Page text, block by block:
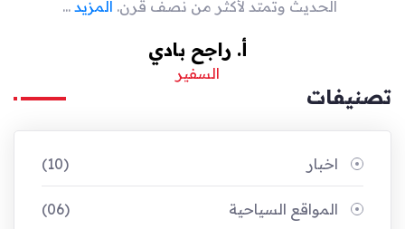
الحديث وتمتد لأكثر من نصف قرن. المزيد ...
أ. راجح بادي
السفير
تصنيفات
اخبار (10)
المواقع السياحية (06)